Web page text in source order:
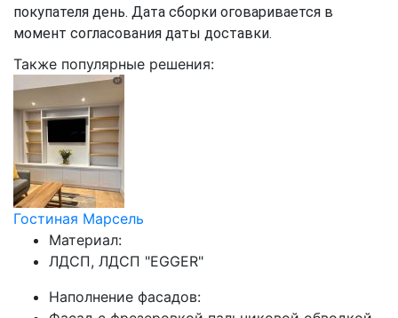
покупателя день. Дата сборки оговаривается в
момент согласования даты доставки.
Также популярные решения:
Гостиная Марсель
Материал:
ЛДСП, ЛДСП "EGGER"
Наполнение фасадов: